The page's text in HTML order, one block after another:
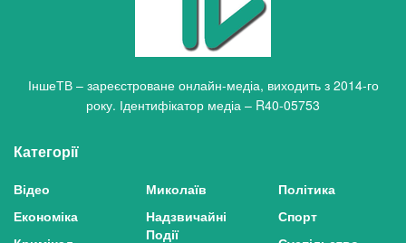
ІншеТВ – зареєстроване онлайн-медіа, виходить з 2014-го
року. Ідентифікатор медіа – R40-05753
Категорії
Відео
Економіка
Миколаїв
Надзвичайні
Події
Політика
Спорт